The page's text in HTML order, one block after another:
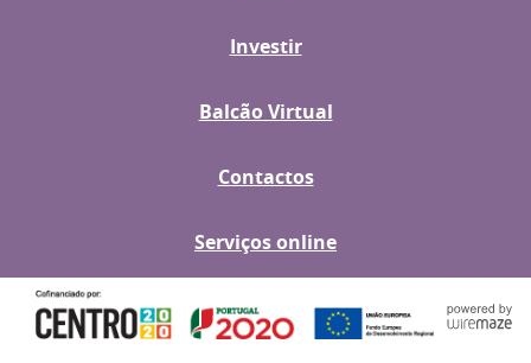
Investir
Balcão Virtual
Contactos
Serviços online